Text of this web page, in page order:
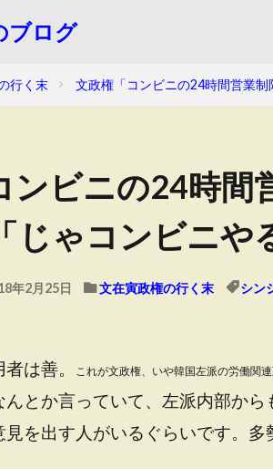
ブログ
行く末 文政権「コンビニの24時間営業制
ンビニの24時間
じゃコンビニや
年2月25日 文在寅政権の行く末 シン
は善。 これが文政権、いや韓国左派の労働関
とか言っていて、左派内部か
を出す人がいるぐらいです。多